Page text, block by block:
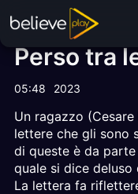
Perso tra
05:48 2023
Un ragazzo
lettere che gli sono
di queste è da
quale si dice deluso
La lettera fa